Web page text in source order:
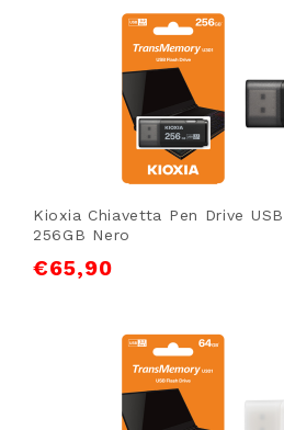
Kioxia Chiavetta Pen Drive
256GB Nero
€65,90